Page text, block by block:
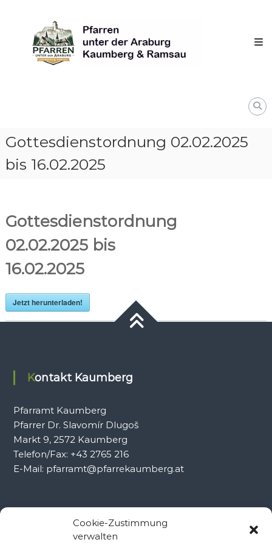
Cookie-Zustimmung
verwalten
content
unter
derAraburg
Kaumberg
Gottesdienstordnung 02.02.2025
bis 16.02.2025
Gottesdienstordnung
02.02.2025 bis
16.02.2025
Jetzt herunterladen!
Kontakt Kaumberg
Pfarramt Kaumberg
Pfarrer Dr. Slavomír Dlugoš
Markt 9, 2572 Kaumberg
Telefon/Fax: +43 2765 216
E-Mail: pfarramt@pfarrekaumberg.at
Kontakt Ramsau